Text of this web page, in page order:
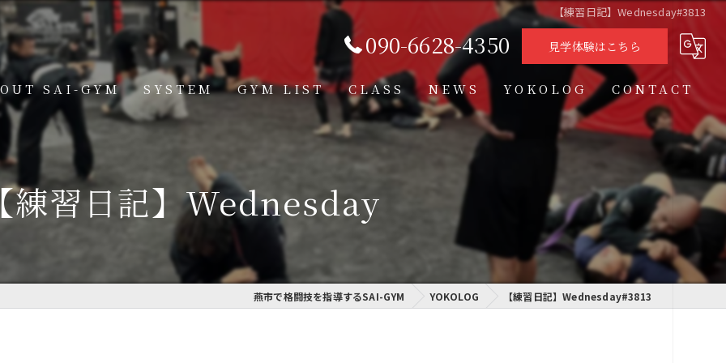
【練習日記】Wednesday#3813
090-6628-4350 見学体験はこちら
SAI-GYM SYSTEM GYM LIST CLASS
タイムテーブル
格闘技クラス
通信制高校学習センター
NEWS YOKOLOG CONTACT
練習日記】Wednesday
燕市で格闘技を指導するSAI-GYM YOKOLOG 【練習日記】Wednesday#3813